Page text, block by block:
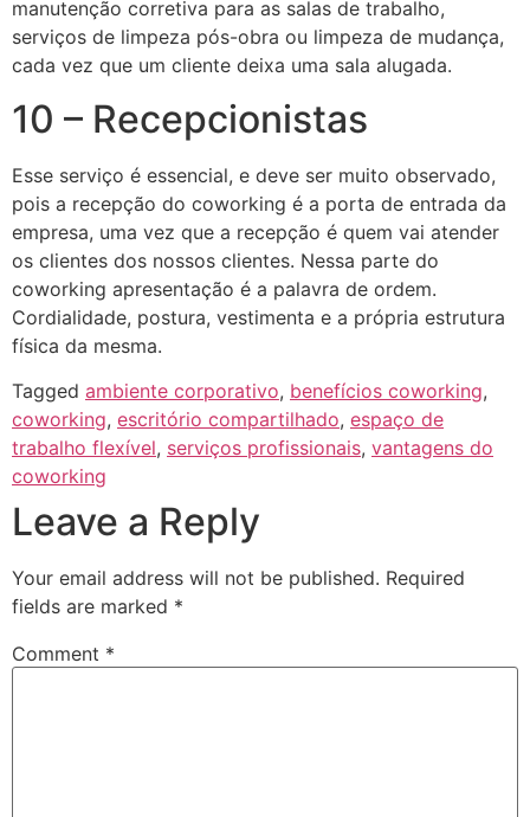
manutenção corretiva para as salas de trabalho,
serviços de limpeza pós-obra ou limpeza de mudança,
cada vez que um cliente deixa uma sala alugada.
10 – Recepcionistas
Esse serviço é essencial, e deve ser muito observado,
pois a recepção do coworking é a porta de entrada da
empresa, uma vez que a recepção é quem vai atender
os clientes dos nossos clientes. Nessa parte do
coworking apresentação é a palavra de ordem.
Cordialidade, postura, vestimenta e a própria estrutura
física da mesma.
Tagged ambiente corporativo, benefícios coworking,
coworking, escritório compartilhado, espaço de
trabalho flexível, serviços profissionais, vantagens do
coworking
Leave a Reply
Your email address will not be published. Required
fields are marked *
Comment *